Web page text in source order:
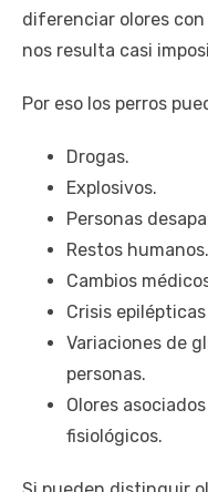
diferenciar olores
nos resulta casi
Por eso los perros
Drogas.
Explosivos.
Personas
Restos humanos.
Cambios
Crisis
Variaciones de
personas.
Olores
fisiológicos.